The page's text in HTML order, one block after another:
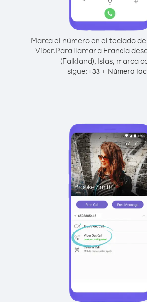
Marca el número en el teclado
Viber.Para llamar a Francia
(Falkland), Islas, marca
sigue:+33+ Número